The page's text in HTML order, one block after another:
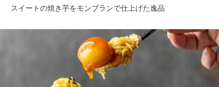
スイートの焼き芋をモンブランで仕上げた逸品